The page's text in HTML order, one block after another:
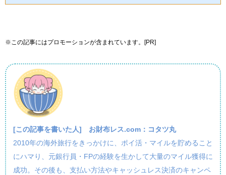
※この記事にはプロモーションが含まれています。[PR]
[この記事を書いた人] お財布レス.com：コタツ丸
2010年の海外旅行をきっかけに、ポイ活・マイルを貯めること
にハマり、元銀行員・FPの経験を生かして大量のマイル獲得に
成功。その後も、支払い方法やキャッシュレス決済のキャンペ